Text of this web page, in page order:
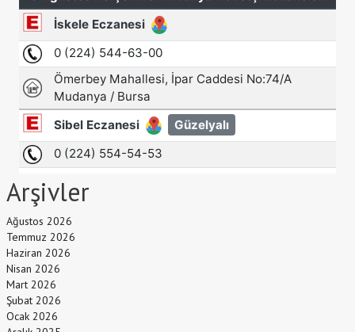
Arşivler
Ağustos 2026
Temmuz 2026
Haziran 2026
Nisan 2026
Mart 2026
Şubat 2026
Ocak 2026